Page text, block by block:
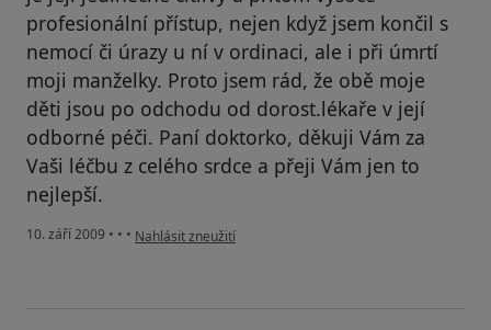
profesionální přístup, nejen když jsem končil s
nemocí či úrazy u ní v ordinaci, ale i při úmrtí
moji manželky. Proto jsem rád, že obě moje
děti jsou po odchodu od dorost.lékaře v její
odborné péči. Paní doktorko, děkuji Vám za
Vaši léčbu z celého srdce a přeji Vám jen to
nejlepší.
10. září 2009 • • • podle názoru uživatele Váš účet byl odstraněn
Nahlásit zneužití